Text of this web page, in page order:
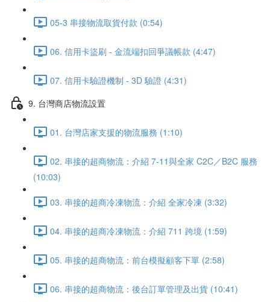
05-3 串接物流取貨付款 (0:54)
06. 信用卡盜刷 - 金流端扣回爭議帳款 (4:47)
07. 信用卡驗證機制 - 3D 驗證 (4:31)
9. 台灣商店物流設置
01. 台灣店家支援的物流服務 (1:10)
02. 串接的超商物流：介紹 7-11與全家 C2C／B2C 服務
(10:03)
03. 串接的超商冷凍物流：介紹 全家冷凍 (3:32)
04. 串接的超商冷凍物流：介紹 711 跨境 (1:59)
05. 串接的超商物流：前台模擬顧客下單 (2:58)
06. 串接的超商物流：後台訂單管理及出貨 (10:41)